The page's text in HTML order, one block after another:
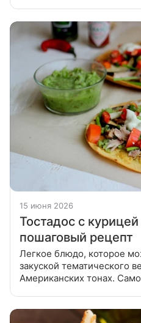
15 июня 2026
Тостадос с
пошаговый рецепт
Легкое блюдо, которое
закуской тематического
Американских тонах.